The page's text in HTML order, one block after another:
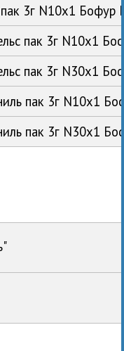
пак 3г N10x1
пак 3г N10x1
пак 3г N30x1
пак 3г N10x1
пак 3г N30x1